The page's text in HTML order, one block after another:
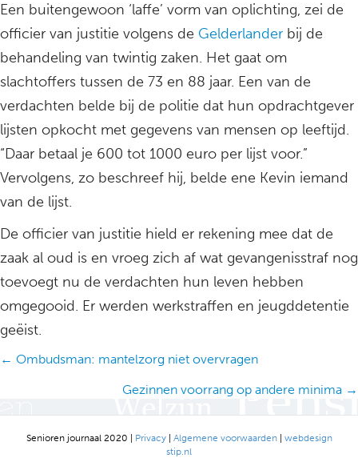
Een buitengewoon ‘laffe’ vorm van oplichting, zei de
officier van justitie volgens de Gelderlander bij de
behandeling van twintig zaken. Het gaat om
slachtoffers tussen de 73 en 88 jaar. Een van de
verdachten belde bij de politie dat hun opdrachtgever
lijsten opkocht met gegevens van mensen op leeftijd.
“Daar betaal je 600 tot 1000 euro per lijst voor.”
Vervolgens, zo beschreef hij, belde ene Kevin iemand
van de lijst.
De officier van justitie hield er rekening mee dat de
zaak al oud is en vroeg zich af wat gevangenisstraf nog
toevoegt nu de verdachten hun leven hebben
omgegooid. Er werden werkstraffen en jeugddetentie
geëist.
Posts
← Ombudsman: mantelzorg niet overvragen
Gezinnen voorrang op andere minima →
Senioren journaal 2020 | Privacy| Algemene voorwaarden| webdesign
stip.nl